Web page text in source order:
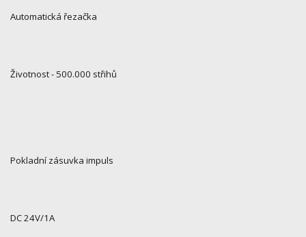
Automatická řezačka
Životnost - 500.000 střihů
Pokladní zásuvka impuls
DC 24V/1A